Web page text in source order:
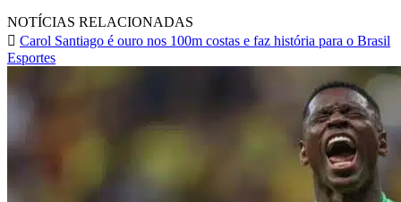
NOTÍCIAS RELACIONADAS
Carol Santiago é ouro nos 100m costas e faz história para o Brasil
Esportes